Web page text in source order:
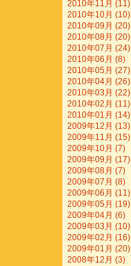
2010年11月 (11)
2010年10月 (10)
2010年09月 (20)
2010年08月 (20)
2010年07月 (24)
2010年06月 (8)
2010年05月 (27)
2010年04月 (26)
2010年03月 (22)
2010年02月 (11)
2010年01月 (14)
2009年12月 (13)
2009年11月 (15)
2009年10月 (7)
2009年09月 (17)
2009年08月 (7)
2009年07月 (8)
2009年06月 (11)
2009年05月 (19)
2009年04月 (6)
2009年03月 (10)
2009年02月 (16)
2009年01月 (20)
2008年12月 (3)